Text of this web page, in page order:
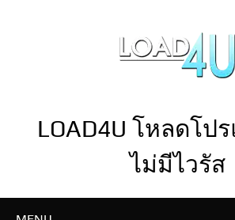
LOAD4U โหลดโป
ไม่มีไวรัส